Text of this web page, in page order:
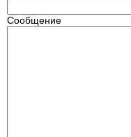
Сообщение